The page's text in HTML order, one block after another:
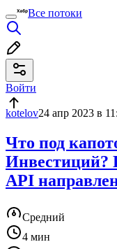
Все потоки
Войти
kotelov24 апр 2023 в
Что под
Инвестиций?
API
Средний
4 мин